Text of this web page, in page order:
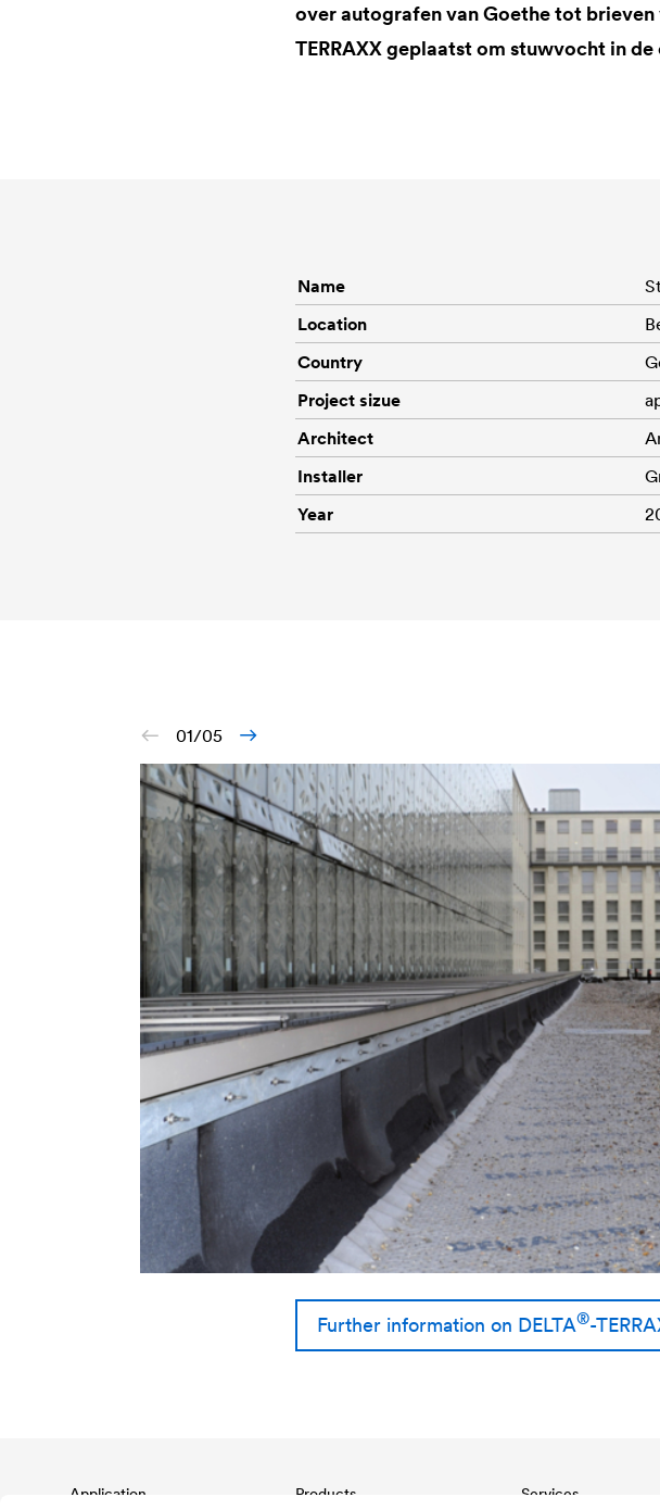
over autografen van Goethe tot
TERRAXX geplaatst om stuwvocht in
Name
Location
Country
Project sizue
Architect
Installer
Year
01/05
Further information on DELTA®-
Application Products Services